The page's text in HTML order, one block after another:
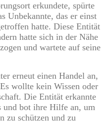
erkundete, spürte
Unbekannte, das er einst
hatte. Diese Entität
hatte sich in der Nähe
und wartete auf seine
erneut einen Handel an,
wollte kein Wissen oder
Die Entität erkannte
und bot ihre Hilfe an, um
zu schützen und zu